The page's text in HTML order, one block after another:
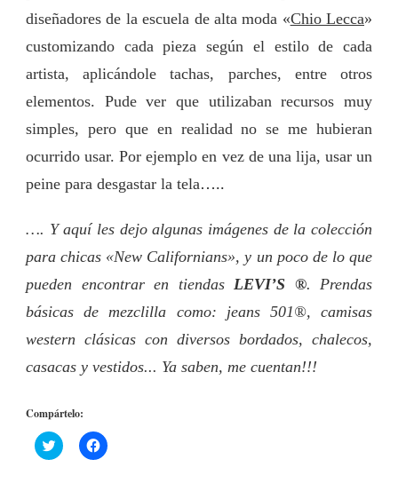
diseñadores de la escuela de alta moda «Chio Lecca»
customizando cada pieza según el estilo de cada
artista, aplicándole tachas, parches, entre otros
elementos. Pude ver que utilizaban recursos muy
simples, pero que en realidad no se me hubieran
ocurrido usar. Por ejemplo en vez de una lija, usar un
peine para desgastar la tela…..
…. Y aquí les dejo algunas imágenes de la colección
para chicas «New Californians», y un poco de lo que
pueden encontrar en tiendas LEVI’S ®. Prendas
básicas de mezclilla como: jeans 501®, camisas
western clásicas con diversos bordados, chalecos,
casacas y vestidos... Ya saben, me cuentan!!!
Compártelo:
Haz
clic
Haz
clic